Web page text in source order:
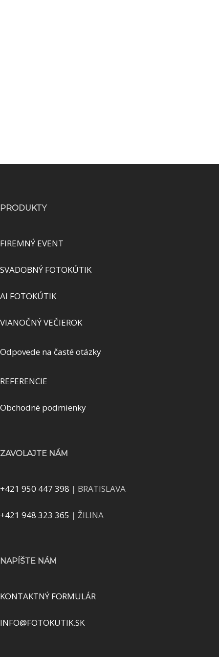
PRODUKTY
FIREMNÝ EVENT
SVADOBNÝ FOTOKÚTIK
AI FOTOKÚTIK
VIANOČNÝ VEČIEROK
Odpovede na časté otázky
REFERENCIE
Obchodné podmienky
ZAVOLAJTE NÁM
+421 950 447 398 | BRATISLAVA
+421 948 323 365 | ŽILINA
NAPÍŠTE NÁM
KONTAKTNÝ FORMULÁR
INFO@FOTOKUTIK.SK